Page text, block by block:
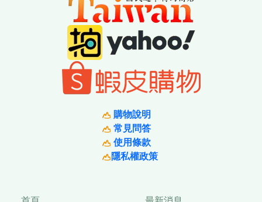
購物說明
常見問答
使用條款
隱私權政策